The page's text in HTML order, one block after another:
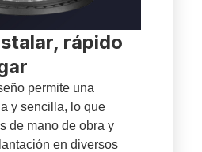
rápido
permite una
y sencilla, lo que
de mano de obra y
en diversos